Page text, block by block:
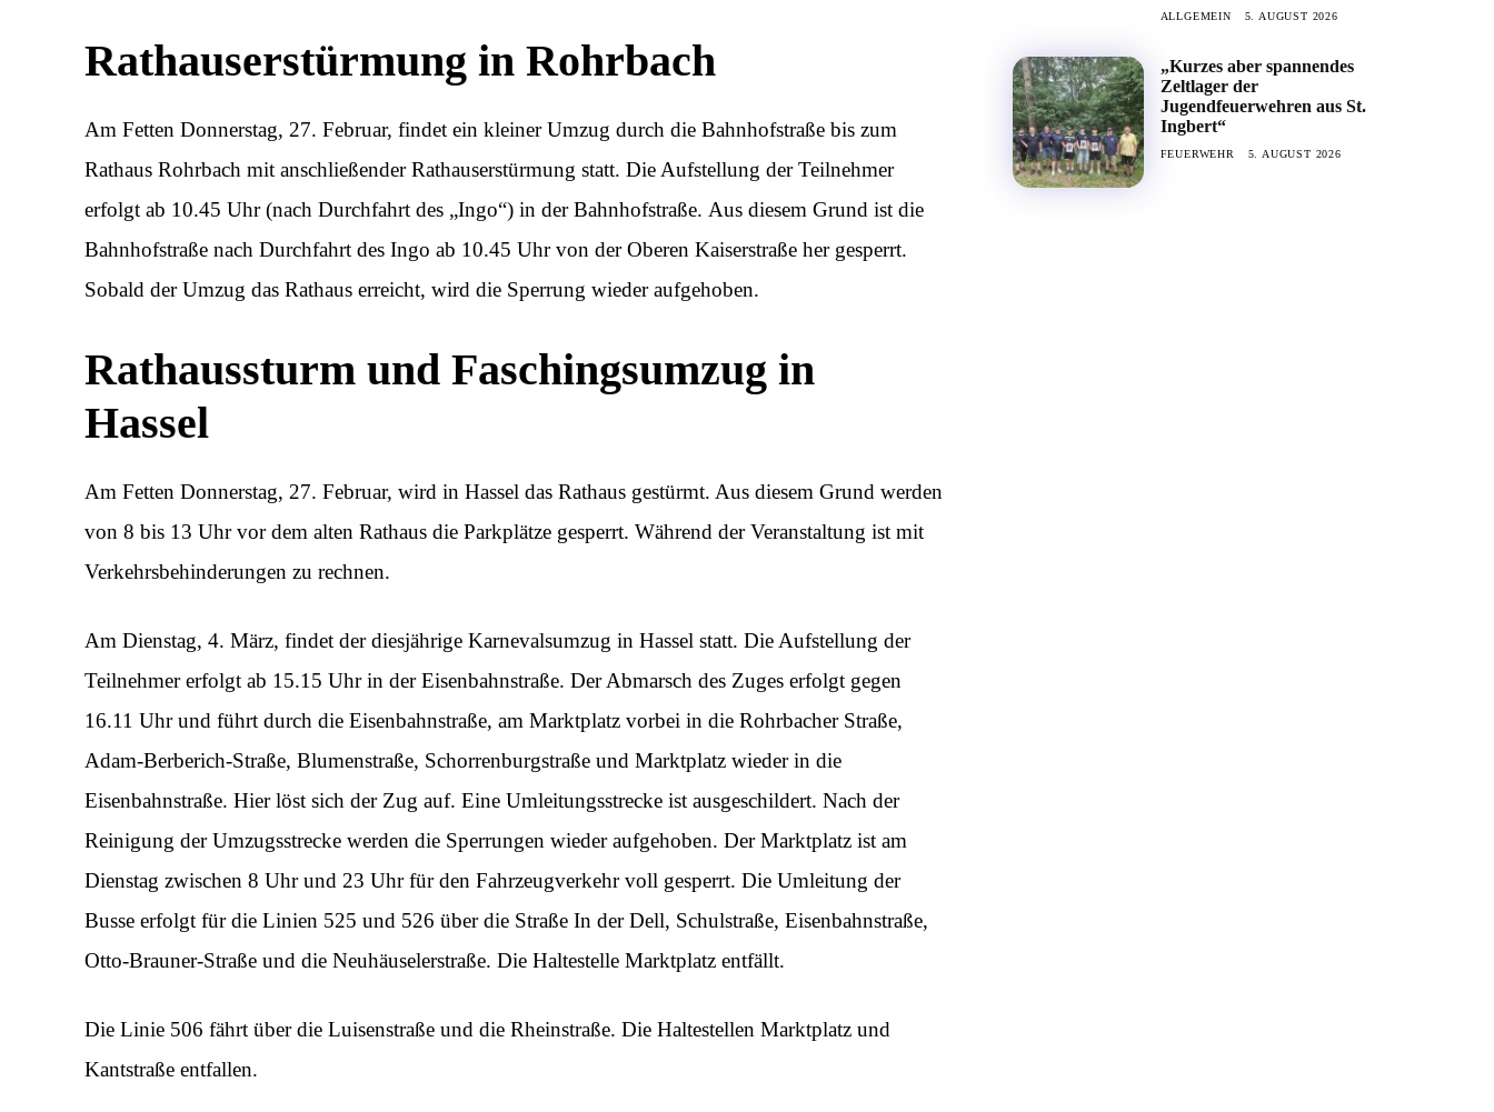
Rathauserstürmung in Rohrbach
Am Fetten Donnerstag, 27. Februar, findet ein kleiner Umzug durch die Bahnhofstraße bis zum
Rathaus Rohrbach mit anschließender Rathauserstürmung statt. Die Aufstellung der Teilnehmer
erfolgt ab 10.45 Uhr (nach Durchfahrt des „Ingo“) in der Bahnhofstraße. Aus diesem Grund ist die
Bahnhofstraße nach Durchfahrt des Ingo ab 10.45 Uhr von der Oberen Kaiserstraße her gesperrt.
Sobald der Umzug das Rathaus erreicht, wird die Sperrung wieder aufgehoben.
Rathaussturm und Faschingsumzug in
Hassel
Am Fetten Donnerstag, 27. Februar, wird in Hassel das Rathaus gestürmt. Aus diesem Grund werden
von 8 bis 13 Uhr vor dem alten Rathaus die Parkplätze gesperrt. Während der Veranstaltung ist mit
Verkehrsbehinderungen zu rechnen.
Am Dienstag, 4. März, findet der diesjährige Karnevalsumzug in Hassel statt. Die Aufstellung der
Teilnehmer erfolgt ab 15.15 Uhr in der Eisenbahnstraße. Der Abmarsch des Zuges erfolgt gegen
16.11 Uhr und führt durch die Eisenbahnstraße, am Marktplatz vorbei in die Rohrbacher Straße,
Adam-Berberich-Straße, Blumenstraße, Schorrenburgstraße und Marktplatz wieder in die
Eisenbahnstraße. Hier löst sich der Zug auf. Eine Umleitungsstrecke ist ausgeschildert. Nach der
Reinigung der Umzugsstrecke werden die Sperrungen wieder aufgehoben. Der Marktplatz ist am
Dienstag zwischen 8 Uhr und 23 Uhr für den Fahrzeugverkehr voll gesperrt. Die Umleitung der
Busse erfolgt für die Linien 525 und 526 über die Straße In der Dell, Schulstraße, Eisenbahnstraße,
Otto-Brauner-Straße und die Neuhäuselerstraße. Die Haltestelle Marktplatz entfällt.
Die Linie 506 fährt über die Luisenstraße und die Rheinstraße. Die Haltestellen Marktplatz und
Kantstraße entfallen.
ALLGEMEIN 5. AUGUST 2026
„Kurzes aber spannendes
Zeltlager der
Jugendfeuerwehren aus St.
Ingbert“
FEUERWEHR 5. AUGUST 2026